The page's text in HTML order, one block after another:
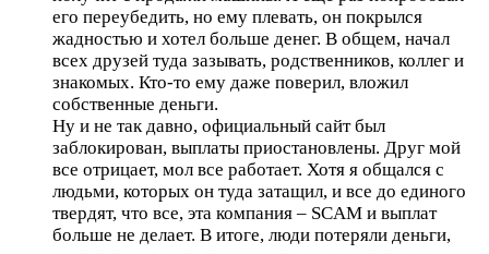
его переубедить, но ему плевать, он покрылся
жадностью и хотел больше денег. В общем, начал
всех друзей туда зазывать, родственников, коллег и
знакомых. Кто-то ему даже поверил, вложил
собственные деньги.
Ну и не так давно, официальный сайт был
заблокирован, выплаты приостановлены. Друг мой
все отрицает, мол все работает. Хотя я общался с
людьми, которых он туда затащил, и все до единого
твердят, что все, эта компания – SCAM и выплат
больше не делает. В итоге, люди потеряли деньги,